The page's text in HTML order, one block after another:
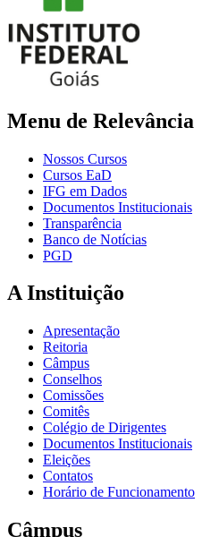
Menu de Relevância
Nossos Cursos
Cursos EaD
IFG em Dados
Documentos Institucionais
Transparência
Banco de Notícias
PGD
A Instituição
Apresentação
Reitoria
Câmpus
Conselhos
Comissões
Comitês
Colégio de Dirigentes
Documentos Institucionais
Eleições
Contatos
Horário de Funcionamento
Câmpus